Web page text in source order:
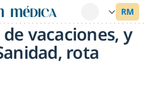
vacaciones, y
rota